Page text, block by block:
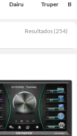
Dairu Truper
Resultados (254)